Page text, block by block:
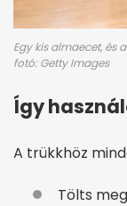
Egy kis almaecet, és
fotó: Getty Images
Így
A trükkhöz
Tölts